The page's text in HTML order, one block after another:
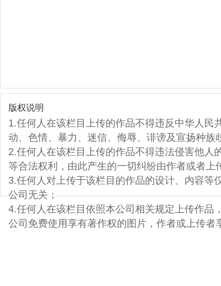
版权说明
1.任何人在该栏目上传的作品不得违反中华人民
动、色情、暴力、迷信、侮辱、诽谤及宣扬种族
2.任何人在该栏目上传的作品不得违法侵害他人
等合法权利，由此产生的一切纠纷由作者或者上
3.任何人对上传于该栏目的作品的设计、内容等
公司无关；
4.任何人在该栏目依照本公司相关规定上传作品
公司免费使用享有著作权的图片，作者或上传者